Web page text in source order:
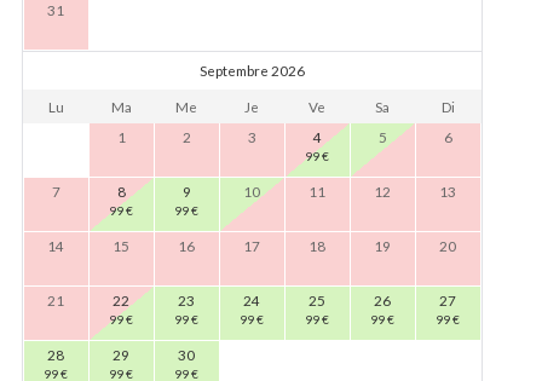
31
Septembre 2026
Lu Ma Me Je Ve Sa
Di
1
2 3 4
99€
5 6
7 8
99€
9
99€
10 11 12 13
14 15 16 17 18 19 20
21 22
99€
23
99€
24
99€
25
99€
26
99€
27
99€
28
99€
29
99€
30
99€